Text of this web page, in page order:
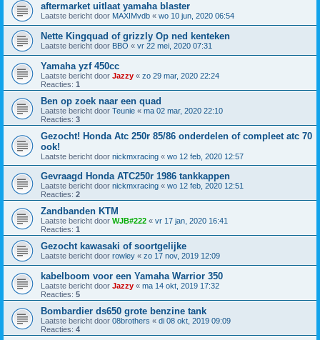
aftermarket uitlaat yamaha blaster
Laatste bericht door MAXIMvdb « wo 10 jun, 2020 06:54
Nette Kingquad of grizzly Op ned kenteken
Laatste bericht door BBO « vr 22 mei, 2020 07:31
Yamaha yzf 450cc
Laatste bericht door Jazzy « zo 29 mar, 2020 22:24
Reacties: 1
Ben op zoek naar een quad
Laatste bericht door Teunie « ma 02 mar, 2020 22:10
Reacties: 3
Gezocht! Honda Atc 250r 85/86 onderdelen of compleet atc 70
ook!
Laatste bericht door nickmxracing « wo 12 feb, 2020 12:57
Gevraagd Honda ATC250r 1986 tankkappen
Laatste bericht door nickmxracing « wo 12 feb, 2020 12:51
Reacties: 2
Zandbanden KTM
Laatste bericht door WJB#222 « vr 17 jan, 2020 16:41
Reacties: 1
Gezocht kawasaki of soortgelijke
Laatste bericht door rowley « zo 17 nov, 2019 12:09
kabelboom voor een Yamaha Warrior 350
Laatste bericht door Jazzy « ma 14 okt, 2019 17:32
Reacties: 5
Bombardier ds650 grote benzine tank
Laatste bericht door 08brothers « di 08 okt, 2019 09:09
Reacties: 4